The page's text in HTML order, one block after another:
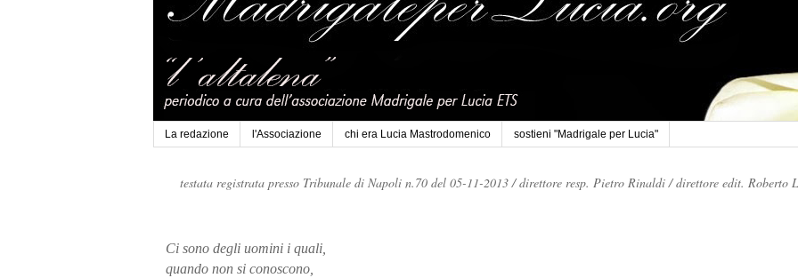
La redazione l'Associazione chi era Lucia Mastrodomenico sostieni "Madrigale per Lucia"
testata registrata presso Tribunale di Napoli n.70 del 05-11-2013 /direttore resp. Pietro Rinaldi /direttore edit. Roberto
Ci sono degli uomini i quali,
quando non si conoscono,